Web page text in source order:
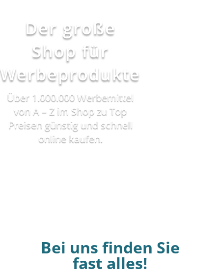
Der große
Shop für
Werbeprodukte
Über 1.000.000 Werbemittel
von A – Z im Shop zu Top
Preisen günstig und schnell
online kaufen.
Bei uns finden Sie
fast alles!